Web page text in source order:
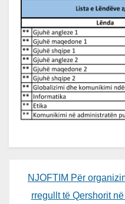
NJOFTIM Për
rregullt të Qershorit